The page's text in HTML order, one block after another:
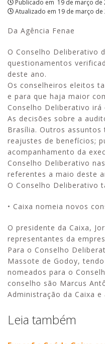
|
APCEF/SP
Publicado em 19 de março de
Atualizado em 19 de março de
Da Agência Fenae
O Conselho Deliberativo
questionamentos
deste ano.
Os conselheiros eleitos
e para que haja maior
Conselho Deliberativo
As decisões sobre a
Brasília. Outros
reajustes de benefícios;
acompanhamento da
Conselho Deliberativo
referentes a maio deste
O Conselho Deliberativo
• Caixa nomeia novos
O presidente da Caixa,
representantes da
Para o Conselho
Massote de Godoy,
nomeados para o
conselho são Marcus
Administração da Caixa
Leia também